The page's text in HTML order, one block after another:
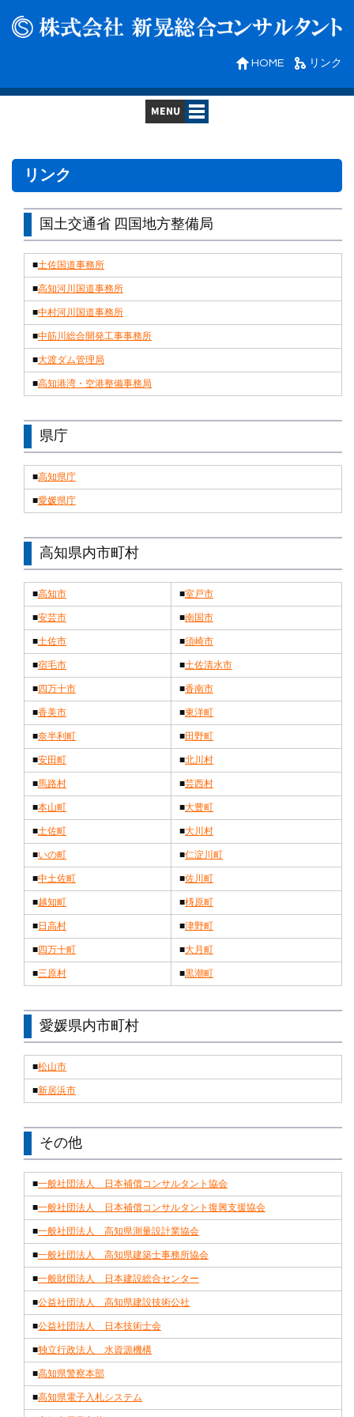
HOME リンク
会社案内 業務内容
社内行事
お問い合わせ
リンク
国土交通省 四国地方整備局
■土佐国道事務所
■高知河川国道事務所
■中村河川国道事務所
■中筋川総合開発工事事務所
■大渡ダム管理局
■高知港湾・空港整備事務局
県庁
■高知県庁
■愛媛県庁
高知県内市町村
■高知市 ■室戸市
■安芸市 ■南国市
■土佐市 ■須崎市
■宿毛市 ■土佐清水市
■四万十市 ■香南市
■香美市 ■東洋町
■奈半利町 ■田野町
■安田町 ■北川村
■馬路村 ■芸西村
■本山町 ■大豊町
■土佐町 ■大川村
■いの町 ■仁淀川町
■中土佐町 ■佐川町
■越知町 ■梼原町
■日高村 ■津野町
■四万十町 ■大月町
■三原村 ■黒潮町
愛媛県内市町村
■松山市
■新居浜市
その他
■一般社団法人 日本補償コンサルタント協会
■一般社団法人 日本補償コンサルタント復興支援協会
■一般社団法人 高知県測量設計業協会
■一般社団法人 高知県建築士事務所協会
■一般財団法人 日本建設総合センター
■公益社団法人 高知県建設技術公社
■公益社団法人 日本技術士会
■独立行政法人 水資源機構
■高知県警察本部
■高知県電子入札システム